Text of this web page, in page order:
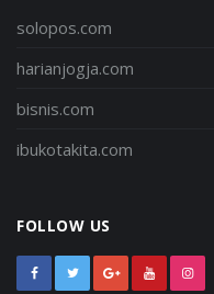
solopos.com
harianjogja.com
bisnis.com
ibukotakita.com
FOLLOW US